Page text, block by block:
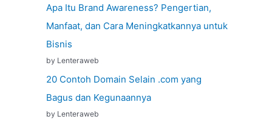
Apa Itu Brand Awareness? Pengertian,
Manfaat, dan Cara Meningkatkannya untuk
Bisnis
by Lenteraweb
20 Contoh Domain Selain .com yang
Bagus dan Kegunaannya
by Lenteraweb